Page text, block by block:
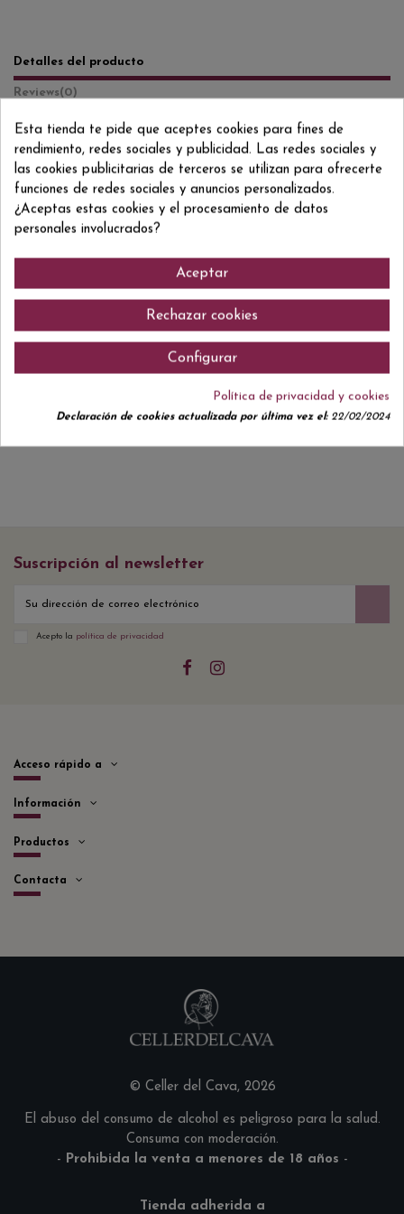
Detalles del producto
Reviews(0)
Formato/Format 70 CL
Grado/Grau
ean13
Suscripción al newsletter
Acepto la política de privacidad
Acceso rápido a
Información
Productos
Contacta
© Celler del Cava, 2026
El abuso del consumo de alcohol es peligroso para la salud.
Consuma con moderación.
- Prohibida la venta a menores de 18 años -
Tienda adherida a
Esta tienda te pide que aceptes cookies para fines de
rendimiento, redes sociales y publicidad. Las redes sociales y
las cookies publicitarias de terceros se utilizan para ofrecerte
funciones de redes sociales y anuncios personalizados.
¿Aceptas estas cookies y el procesamiento de datos
personales involucrados?
Aceptar
Rechazar cookies
Configurar
Política de privacidad y cookies
Declaración de cookies actualizada por última vez el:22/02/2024